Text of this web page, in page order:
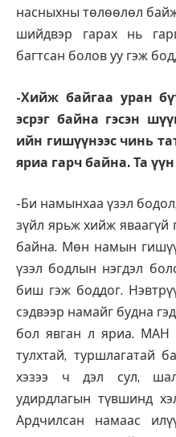
насныхны төлөөлөл байж
шийдвэр гарах нь
багтсан болов уу гэж
-Хийж байгаа уран
эсрэг байна гэсэн
ийн гишүүнээс чинь
яриа гарч байна. Та
-Би намынхаа үзэл
зүйл ярьж хийж яваагүй
байна. Мөн намын
үзэл бодлын нэгдэл
биш гэж боддог.
сэдвээр намайг будна
бол явган л яриа. МАН
тулхтай, туршлагатай
хэзээ ч дэл сул,
удирдлагын түвшинд
Ардчилсан намаас